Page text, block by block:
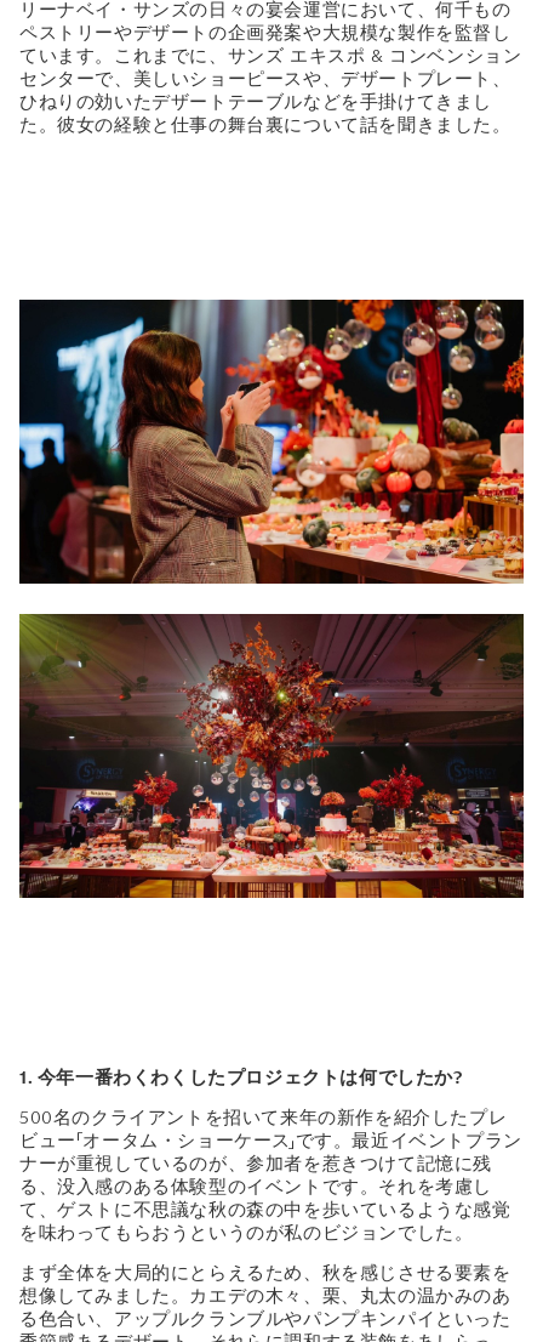
リーナベイ・サンズの日々の宴会運営において、何千もの
ペストリーやデザートの企画発案や大規模な製作を監督し
ています。これまでに、サンズ エキスポ & コンベンション
センターで、美しいショーピースや、デザートプレート、
ひねりの効いたデザートテーブルなどを手掛けてきまし
た。彼女の経験と仕事の舞台裏について話を聞きました。
1. 今年一番わくわくしたプロジェクトは何でしたか?
500名のクライアントを招いて来年の新作を紹介したプレ
ビュー「オータム・ショーケース」です。最近イベントプラン
ナーが重視しているのが、参加者を惹きつけて記憶に残
る、没入感のある体験型のイベントです。それを考慮し
て、ゲストに不思議な秋の森の中を歩いているような感覚
を味わってもらおうというのが私のビジョンでした。
まず全体を大局的にとらえるため、秋を感じさせる要素を
想像してみました。カエデの木々、栗、丸太の温かみのあ
る色合い、アップルクランブルやパンプキンパイといった